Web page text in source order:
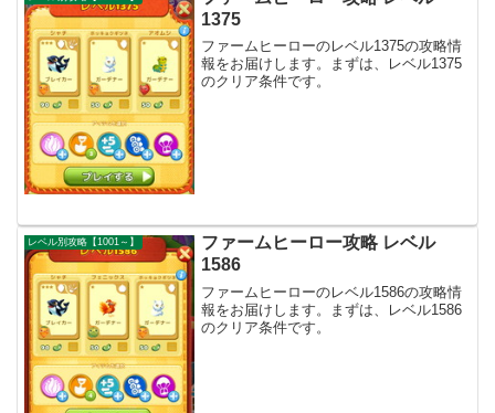
1375
ファームヒーローのレベル1375の攻略情
報をお届けします。まずは、レベル1375
のクリア条件です。
レベル別攻略【1001～】
ファームヒーロー攻略 レベル
1586
ファームヒーローのレベル1586の攻略情
報をお届けします。まずは、レベル1586
のクリア条件です。